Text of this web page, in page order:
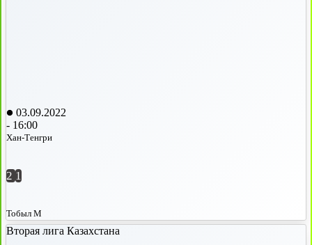
03.09.2022
- 16:00
Хан-Тенгри
2 1
Тобыл М
Вторая лига Казахстана